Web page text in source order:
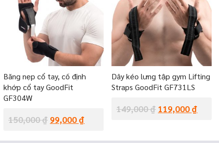
Băng nẹp cổ tay, cố định
khớp cổ tay GoodFit
GF304W
150,000₫ 99,000 ₫
Dây kéo lưng tập gym Lifting
Straps GoodFit GF731LS
149,000₫ 119,000 ₫